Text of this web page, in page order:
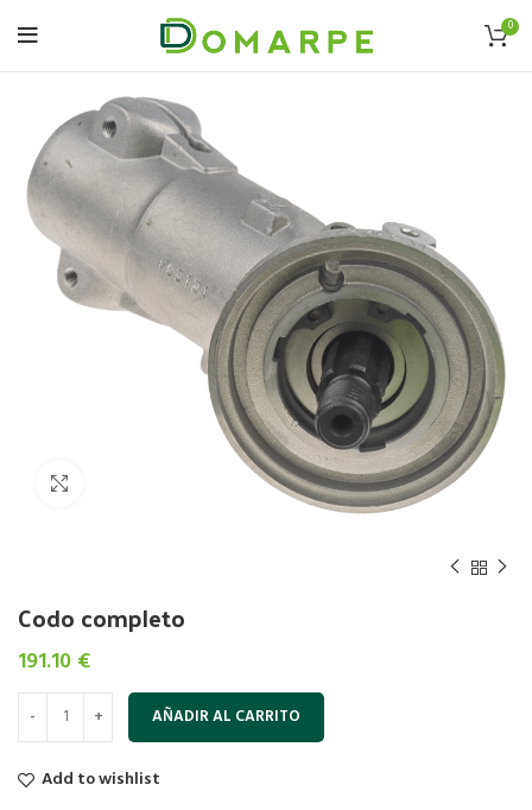
0
Codo completo
191.10 €
AÑADIR AL CARRITO
Add to wishlist